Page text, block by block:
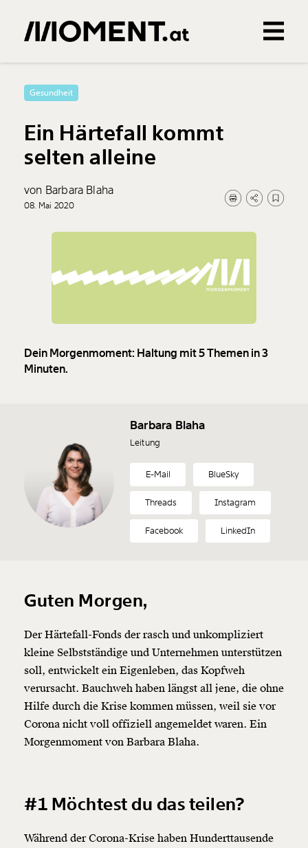
0Treffer
Gesundheit
Ein Härtefall kommt
selten alleine
von Barbara Blaha
08. Mai 2020
Dein Morgenmoment: Haltung mit 5 Themen in 3
Minuten.
Barbara Blaha
Leitung
E-Mail BlueSky
Threads Instagram
Facebook LinkedIn
Guten Morgen,
Der Härtefall-Fonds der rasch und unkompliziert
kleine Selbstständige und Unternehmen unterstützen
soll, entwickelt ein Eigenleben, das Kopfweh
verursacht. Bauchweh haben längst all jene, die ohne
Hilfe durch die Krise kommen müssen, weil sie vor
Corona nicht voll offiziell angemeldet waren. Ein
Morgenmoment von Barbara Blaha.
#1 Möchtest du das teilen?
Während der Corona-Krise haben Hunderttausende